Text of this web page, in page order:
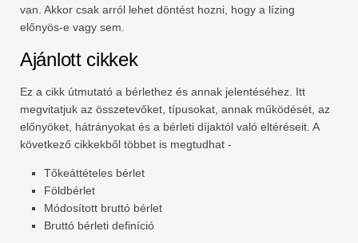
van. Akkor csak arról lehet döntést hozni, hogy a lízing
előnyös-e vagy sem.
Ajánlott cikkek
Ez a cikk útmutató a bérlethez és annak jelentéséhez. Itt
megvitatjuk az összetevőket, típusokat, annak működését, az
előnyöket, hátrányokat és a bérleti díjaktól való eltéréseit. A
következő cikkekből többet is megtudhat -
Tőkeáttételes bérlet
Földbérlet
Módosított bruttó bérlet
Bruttó bérleti definíció